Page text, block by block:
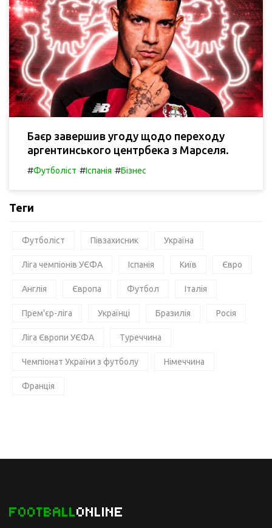
Баєр завершив угоду щодо переходу
аргентинського центрбека з Марселя.
#Футболіст #Іспанія #Бізнес
Теги
Футболіст Півзахисник Україна
Ліга чемпіонів УЄФА Іспанія Київ Євро
Англія Європа Футбол Італія
Прем'єр-ліга Українці Бразилія Росія
Ліга Європи УЄФА Туреччина
Чемпіонат України з футболу Німеччина
Франція
FOOTBALLONLINE